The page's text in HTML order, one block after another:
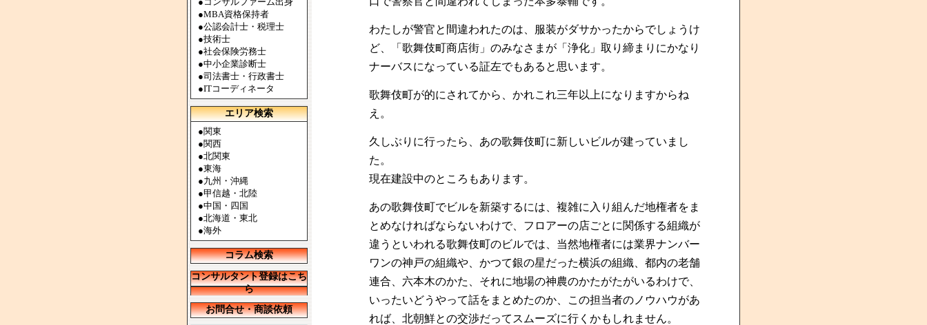
●MBA資格保持者
●公認会計士・税理士
●技術士
●社会保険労務士
●中小企業診断士
●司法書士・行政書士
●ITコーディネータ
エリア検索
●関東
●関西
●北関東
●東海
●九州・沖縄
●甲信越・北陸
●中国・四国
●北海道・東北
●海外
コラム検索
コンサルタント登録はこち
ら
お問合せ・商談依頼
わたしが警官と間違われたのは、服装がダサかったからでしょうけ
ど、「歌舞伎町商店街」のみなさまが「浄化」取り締まりにかなり
ナーバスになっている証左でもあると思います。
歌舞伎町が的にされてから、かれこれ三年以上になりますからね
え。
久しぶりに行ったら、あの歌舞伎町に新しいビルが建っていまし
た。
現在建設中のところもあります。
あの歌舞伎町でビルを新築するには、複雑に入り組んだ地権者をま
とめなければならないわけで、フロアーの店ごとに関係する組織が
違うといわれる歌舞伎町のビルでは、当然地権者には業界ナンバー
ワンの神戸の組織や、かつて銀の星だった横浜の組織、都内の老舗
連合、六本木のかた、それに地場の神農のかたがたがいるわけで、
いったいどうやって話をまとめたのか、この担当者のノウハウがあ
れば、北朝鮮との交渉だってスムーズに行くかもしれません。